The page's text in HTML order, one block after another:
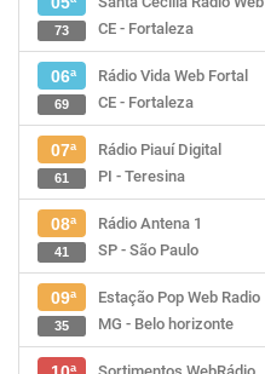
CE - Fortaleza
73
06ª
Rádio Vida Web Fortal
CE - Fortaleza
69
07ª
Rádio Piauí Digital
PI - Teresina
61
08ª
Rádio Antena 1
SP - São Paulo
41
09ª
Estação Pop Web Radio
MG - Belo horizonte
35